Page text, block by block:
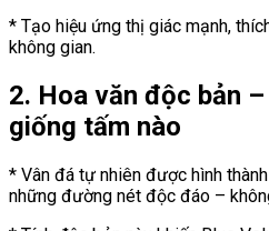
* Tạo hiệu ứng thị giác mạnh,
không gian.
2. Hoa văn độc bản
giống tấm nào
* Vân đá tự nhiên được hình
những đường nét độc đáo –